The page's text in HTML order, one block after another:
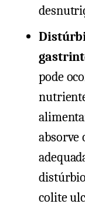
pode
absorve
colite